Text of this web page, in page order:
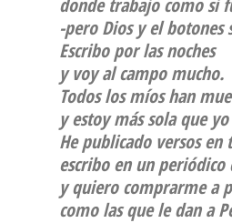
-pero Dios y el botones
Escribo por las noches
y voy al campo mucho.
Todos los míos han
y estoy más sola que
He publicado versos en
escribo en un periódico
y quiero comprarme a
como las que le dan a